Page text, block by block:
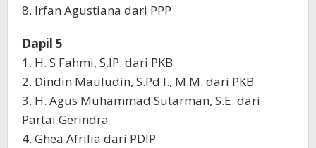
8. Irfan Agustiana dari PPP
Dapil 5
1. H. S Fahmi, S.IP. dari PKB
2. Dindin Mauludin, S.Pd.I., M.M. dari PKB
3. H. Agus Muhammad Sutarman, S.E. dari
Partai Gerindra
4. Ghea Afrilia dari PDIP